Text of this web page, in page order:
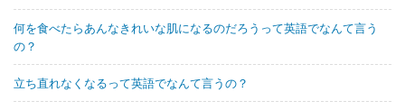
何を食べたらあんなきれいな肌になるのだろうって英語でなんて言う
の？
立ち直れなくなるって英語でなんて言うの？